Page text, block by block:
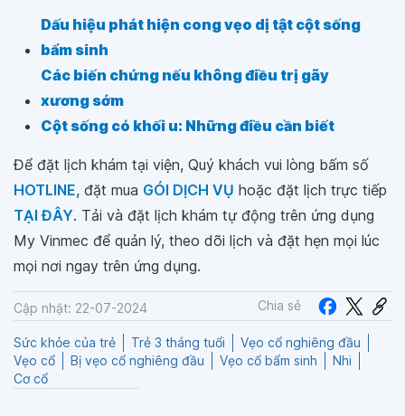
Dấu hiệu phát hiện cong vẹo dị tật cột sống
bẩm sinh
Các biến chứng nếu không điều trị gãy
xương sớm
Cột sống có khối u: Những điều cần biết
Để đặt lịch khám tại viện, Quý khách vui lòng bấm số
HOTLINE, đặt mua GÓI DỊCH VỤ hoặc đặt lịch trực tiếp
TẠI ĐÂY. Tải và đặt lịch khám tự động trên ứng dụng
My Vinmec để quản lý, theo dõi lịch và đặt hẹn mọi lúc
mọi nơi ngay trên ứng dụng.
Cập nhật: 22-07-2024 Chia sẻ
Sức khỏe của trẻ Trẻ 3 tháng tuổi
Vẹo cổ nghiêng đầu
Vẹo cổ
Bị vẹo cổ nghiêng đầu Vẹo cổ bẩm sinh
Nhi
Cơ cổ